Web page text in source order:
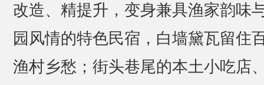
改造、精提升，变身兼具渔家韵味
园风情的特色民宿，白墙黛瓦留住
渔村乡愁；街头巷尾的本土小吃店